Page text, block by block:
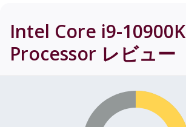
Intel Core i9-10900K
Processor レビュー